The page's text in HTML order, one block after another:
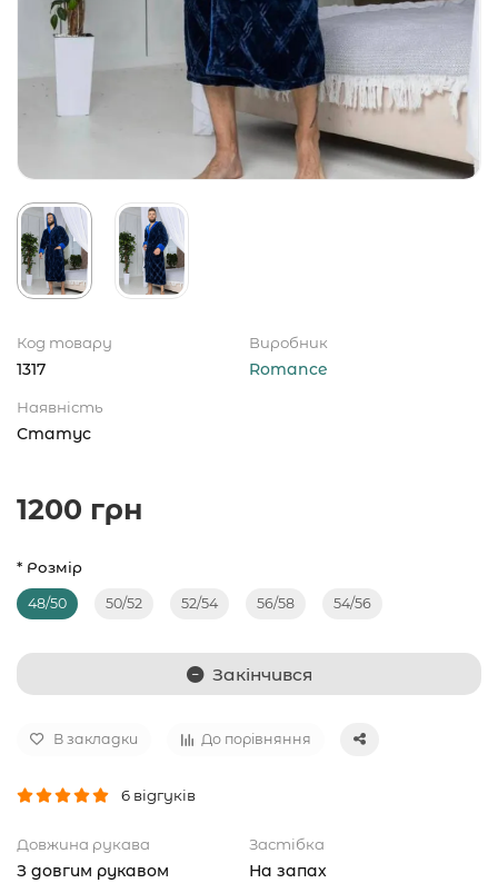
Код товару
1317
Виробник
Romance
Наявність
Статус
1200 грн
* Розмір
48/50 50/52 52/54 56/58 54/56
Закінчився
В закладки До порівняння
6 відгуків
Довжина рукава
З довгим рукавом
Застібка
На запах